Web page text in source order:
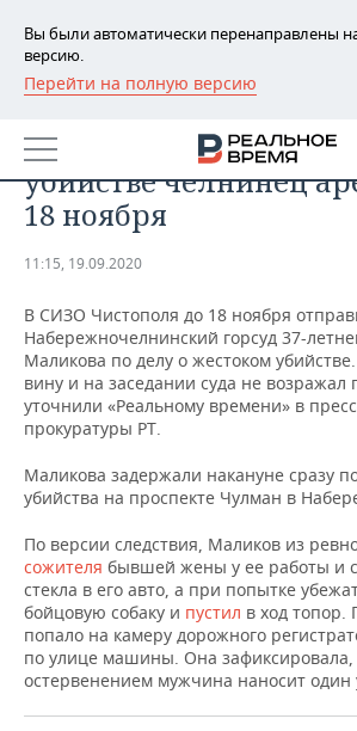
Вы были автоматически перенаправлены
версию.
Перейти на полную версию
РЕГИОНЫ
БАШКОРТОСТАН
ТАТАРСТАН
НОВОСТИ
АНАЛИТИКА
ДЕКЛАРАЦИИ О ДОХОДАХ
КОРОЛИ ГОСЗАКАЗА ПФО
ВУЗЫ ТАТАРСТАНА
КОМУ ПРИНАДЛЕЖАТ
ТОРГОВЫЕ ЦЕНТРЫ
ТАТАРСТАНА
НОВОСТИ ЭКОНОМИКИ
ФИНАНСЫ
БАНКИ
БЮДЖЕТ
ПРОМЫШЛЕННОСТЬ
НОВОСТИ
ПРОМЫШЛЕННОСТИ
АГРОПРОМ
МАШИНОСТРОЕНИЕ
НЕФТЕХИМИЯ
НЕФТЬ
ОПК
НЕДВИЖИМОСТЬ
НОВОСТИ НЕДВИЖИМОСТИ
АВТО
НОВОСТИ АВТО
БИЗНЕС
РОЗНИЧНАЯ ТОРГОВЛЯ
ТРАНСПОРТ
УСЛУГИ
НОВОСТИ ТЕХНОЛОГИЙ
IT
МЕДИА
МЕРОПРИЯТИЯ
НОВОСТИ МЕРОПРИЯТИЙ
ВЫЕЗДНАЯ РЕДАКЦИЯ
СПОРТ
НОВОСТИ СПОРТА
ОБЩЕСТВО
Подозреваемый в
убийстве челнинец
18 ноября
11:15, 19.09.2020
В СИЗО Чистополя до 18 ноября
Набережночелнинский горсуд 37-
Маликова по делу о жестоком
вину и на заседании суда не возражал
уточнили «Реальному времени» в
прокуратуры РТ.
Маликова задержали накануне сразу
убийства на проспекте Чулман в
По версии следствия, Маликов из
сожителя бывшей жены у ее работы и
стекла в его авто, а при попытке
бойцовую собаку и пустил в ход топор.
попало на камеру дорожного
по улице машины. Она зафиксировала,
остервенением мужчина наносит один